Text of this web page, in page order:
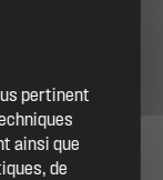
pertinent
ainsi que
de